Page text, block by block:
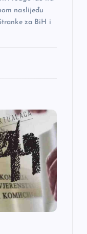
naslijeđu
za BiH i